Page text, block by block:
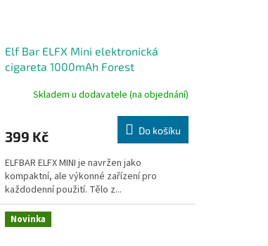
Elf Bar ELFX Mini elektronická
cigareta 1000mAh Forest
Skladem u dodavatele (na objednání)
399 Kč Do košíku
ELFBAR ELFX MINI je navržen jako
kompaktní, ale výkonné zařízení pro
každodenní použití. Tělo z...
Novinka